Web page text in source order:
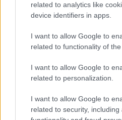
related to analytics like
device identifiers in apps.
I want to allow Google to
related to functionality of
I want to allow Google to
related to personalization.
I want to allow Google to
related to security, including
Megvan, kik váltják a